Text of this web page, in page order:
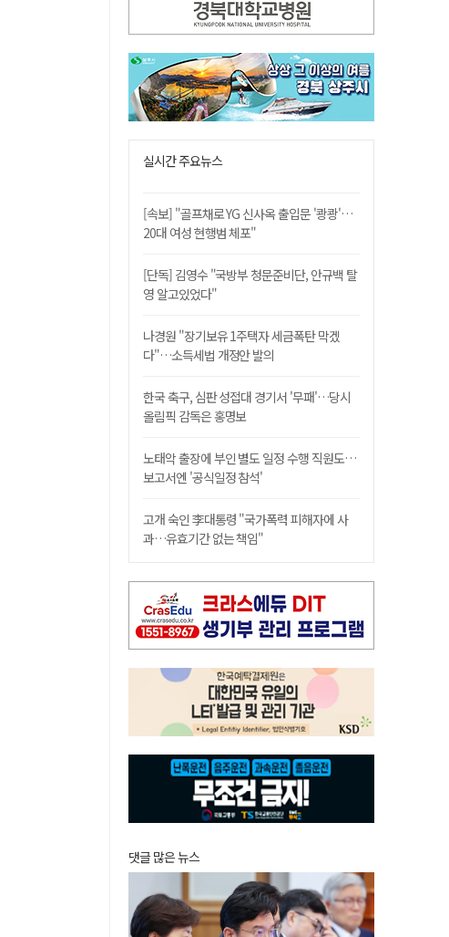
실시간 주요뉴스
[속보] "골프채로 YG 신사옥 출입문 '쾅쾅'…
20대 여성 현행범 체포"
[단독] 김영수 "국방부 청문준비단, 안규백 탈
영 알고있었다"
나경원 "장기보유 1주택자 세금폭탄 막겠
다"…소득세법 개정안 발의
한국 축구, 심판 성접대 경기서 '무패'…당시
올림픽 감독은 홍명보
노태악 출장에 부인 별도 일정 수행 직원도…
보고서엔 '공식일정 참석'
고개 숙인 李대통령 "국가폭력 피해자에 사
과…유효기간 없는 책임"
댓글 많은 뉴스